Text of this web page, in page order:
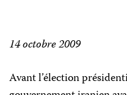
14 octobre 2009
Avant l’élection